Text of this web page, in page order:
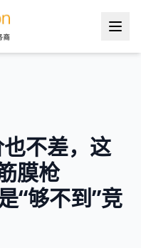
不差，这
膜枪
“够不到”竞